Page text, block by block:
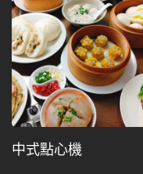
中式點心機